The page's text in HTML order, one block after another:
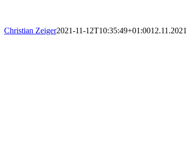
Christian Zeiger2021-11-12T10:35:49+01:0012.11.2021